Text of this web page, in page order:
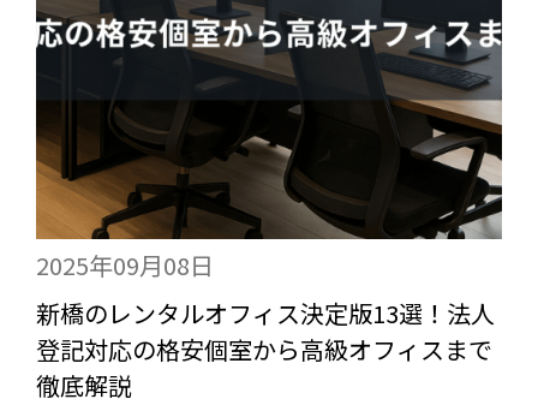
2025年09月08日
新橋のレンタルオフィス決定版13選！法人
登記対応の格安個室から高級オフィスまで
徹底解説